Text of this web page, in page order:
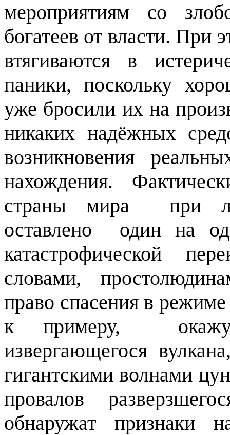
мероприятиям со
богатеев от власти. При
втягиваются в
паники, поскольку
уже бросили их на
никаких надёжных
возникновения
нахождения.
страны мира
при
оставлено
один на
катастрофической
словами,
право спасения в режиме
к примеру,
извергающегося
гигантскими волнами
провалов
обнаружат признаки